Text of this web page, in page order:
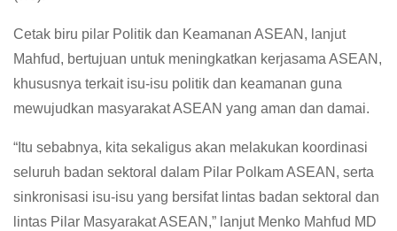
Cetak biru pilar Politik dan Keamanan ASEAN, lanjut
Mahfud, bertujuan untuk meningkatkan kerjasama ASEAN,
khususnya terkait isu-isu politik dan keamanan guna
mewujudkan masyarakat ASEAN yang aman dan damai.
“Itu sebabnya, kita sekaligus akan melakukan koordinasi
seluruh badan sektoral dalam Pilar Polkam ASEAN, serta
sinkronisasi isu-isu yang bersifat lintas badan sektoral dan
lintas Pilar Masyarakat ASEAN,” lanjut Menko Mahfud MD